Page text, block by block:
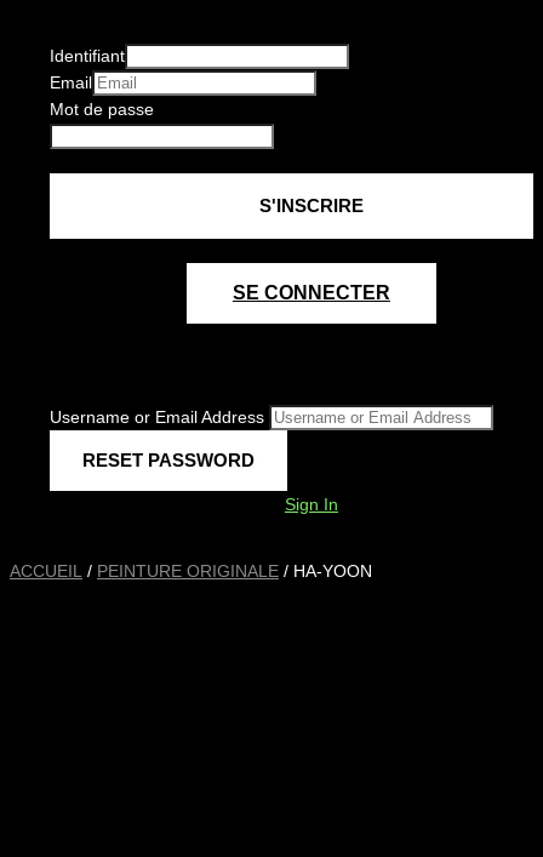
Identifiant
Email
Mot de passe
SE CONNECTER
Username or Email Address
Sign In
ACCUEIL / PEINTURE ORIGINALE / HA-YOON